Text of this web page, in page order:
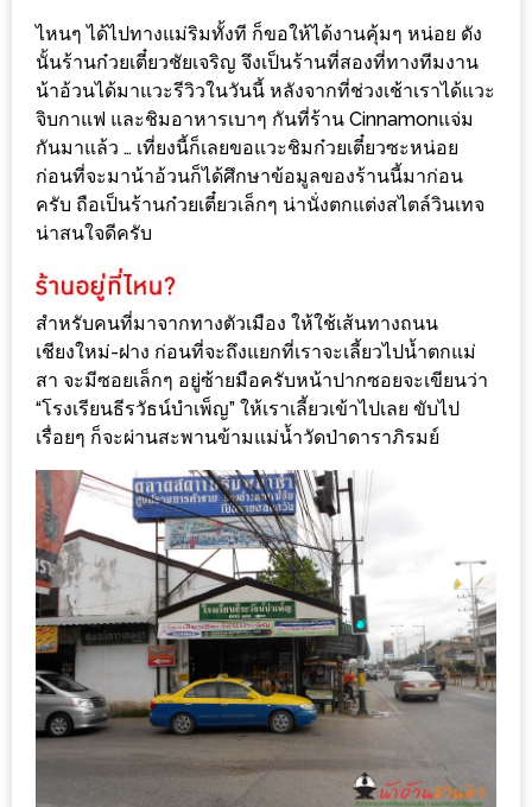
สวย
ร้าน
รวย
เสน่ห์
ของ
เชียงใหม่
ที่
ต้อง
ไป
ลอง
16
ร้าน
ที่
ต้อง
มา
ลอง
ถนน
คน
วัน
อาทิตย์
ไหนๆ ได้ไปทางแม่ริมทั้งที ก็ขอให้ได้งานคุ้มๆ หน่อย ดัง
นั้นร้านก๋วยเตี๋ยวชัยเจริญ จึงเป็นร้านที่สองที่ทางทีมงาน
น้าอ้วนได้มาแวะรีวิวในวันนี้ หลังจากที่ช่วงเช้าเราได้แวะ
จิบกาแฟ และชิมอาหารเบาๆ กันที่ร้าน Cinnamonแจ่ม
กันมาแล้ว … เที่ยงนี้ก็เลยขอแวะชิมก๋วยเตี๋ยวซะหน่อย
ก่อนที่จะมาน้าอ้วนก็ได้ศึกษาข้อมูลของร้านนี้มาก่อน
ครับ ถือเป็นร้านก๋วยเตี๋ยวเล็กๆ น่านั่งตกแต่งสไตล์วินเทจ
น่าสนใจดีครับ
สำหรับคนที่มาจากทางตัวเมือง ให้ใช้เส้นทางถนน
เชียงใหม่-ฝาง ก่อนที่จะถึงแยกที่เราจะเลี้ยวไปน้ำตกแม่
สา จะมีซอยเล็กๆ อยู่ซ้ายมือครับหน้าปากซอยจะเขียนว่า
“โรงเรียนธีรวัธน์บำเพ็ญ” ให้เราเลี้ยวเข้าไปเลย ขับไป
เรื่อยๆ ก็จะผ่านสะพานข้ามแม่น้ำวัดป่าดาราภิรมย์